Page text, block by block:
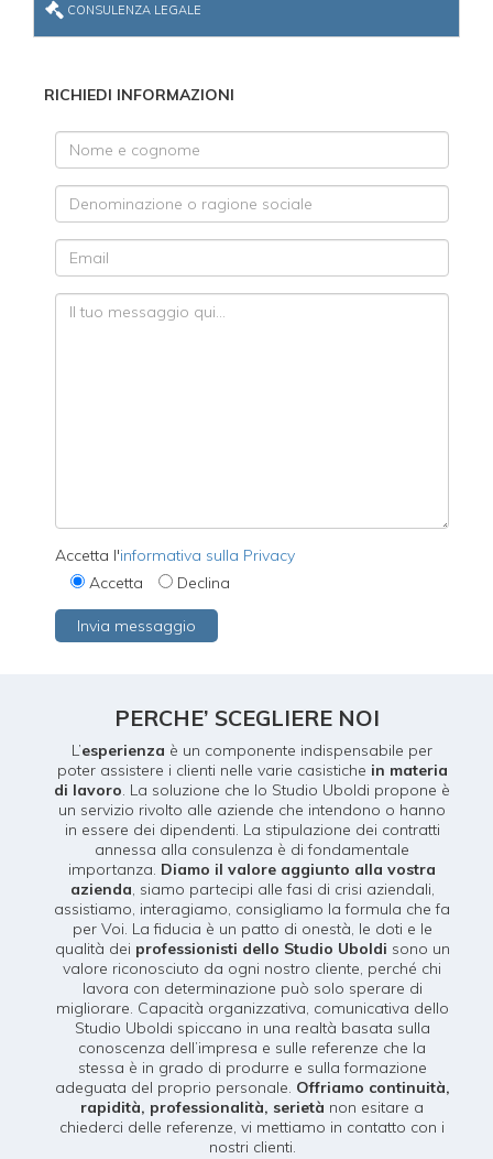
CONSULENZA LEGALE
RICHIEDI INFORMAZIONI
Accetta l'informativa sulla Privacy
Accetta
Declina
PERCHE’ SCEGLIERE NOI
L’esperienza è un componente indispensabile per
poter assistere i clienti nelle varie casistiche in materia
di lavoro. La soluzione che lo Studio Uboldi propone è
un servizio rivolto alle aziende che intendono o hanno
in essere dei dipendenti. La stipulazione dei contratti
annessa alla consulenza è di fondamentale
importanza. Diamo il valore aggiunto alla vostra
azienda, siamo partecipi alle fasi di crisi aziendali,
assistiamo, interagiamo, consigliamo la formula che fa
per Voi. La fiducia è un patto di onestà, le doti e le
qualità dei professionisti dello Studio Uboldi sono un
valore riconosciuto da ogni nostro cliente, perché chi
lavora con determinazione può solo sperare di
migliorare. Capacità organizzativa, comunicativa dello
Studio Uboldi spiccano in una realtà basata sulla
conoscenza dell’impresa e sulle referenze che la
stessa è in grado di produrre e sulla formazione
adeguata del proprio personale. Offriamo continuità,
rapidità, professionalità, serietà non esitare a
chiederci delle referenze, vi mettiamo in contatto con i
nostri clienti.